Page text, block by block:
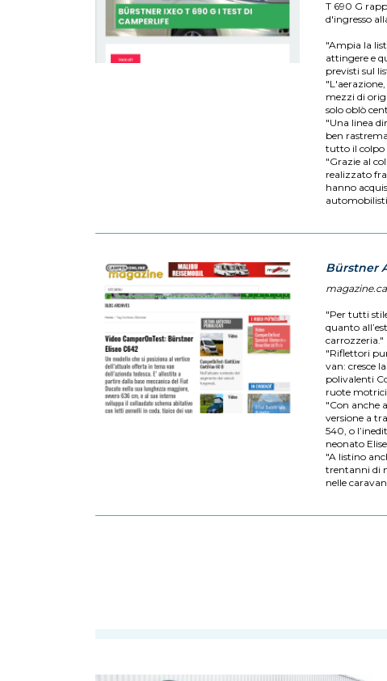
T 690 G
d'ingresso
"Ampia la
attingere e
previsti sul
mezzi di
solo oblò
"Una linea
ben
tutto il colpo
"Grazie al
realizzato
hanno
Bürstner
"Per tutti
quanto
carrozzeria."
"Riflettori
van: cresce
polivalenti
ruote
"Con anche
versione a
540, o
neonato
"A listino
trentanni di
nelle